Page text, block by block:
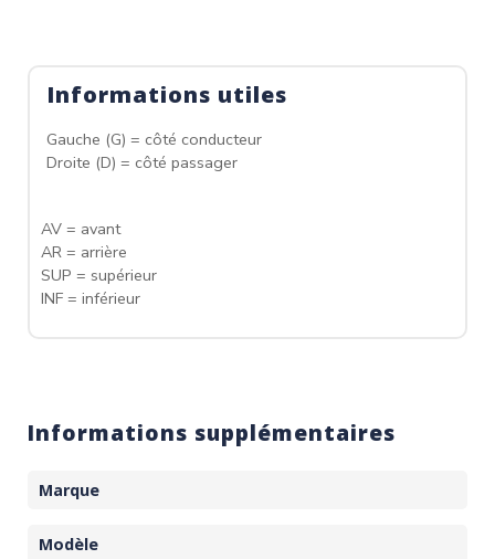
Informations utiles
Gauche (G) = côté conducteur
Droite (D) = côté passager
AV = avant
AR = arrière
SUP = supérieur
INF = inférieur
Informations supplémentaires
Marque
Modèle